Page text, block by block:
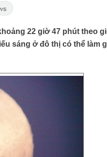
22 giờ 47 phút theo
sáng ở đô thị có thể làm